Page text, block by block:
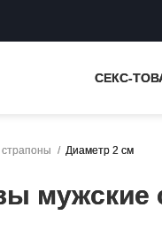
СЕКС-
Диаметр 2 см
мужские